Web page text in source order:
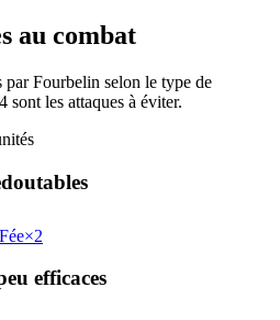
au combat
Fourbelin selon le type de
sont les attaques à éviter.
Fée×2
efficaces